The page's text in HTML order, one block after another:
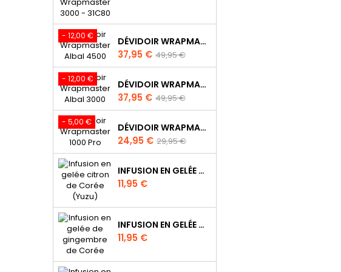
- 12,00 € DÉVIDOIR WRAPMASTER ALBAL 4500, IDÉAL RESTAURATION - 63M97
Prix
37,95 € Prix
de
49,95 €
- 12,00 € DÉVIDOIR WRAPMASTER ALBAL 3000 - 63M98
Prix
37,95 € Prix
de
49,95 €
- 5,00 € DÉVIDOIR WRAPMASTER 1000 PRO - 63M10
Prix
24,95 € Prix
de
29,95 €
INFUSION EN GELÉE CITRON DE CORÉE (YUZU)
Prix
11,95 €
INFUSION EN GELÉE DE GINGEMBRE DE CORÉE
Prix
11,95 €